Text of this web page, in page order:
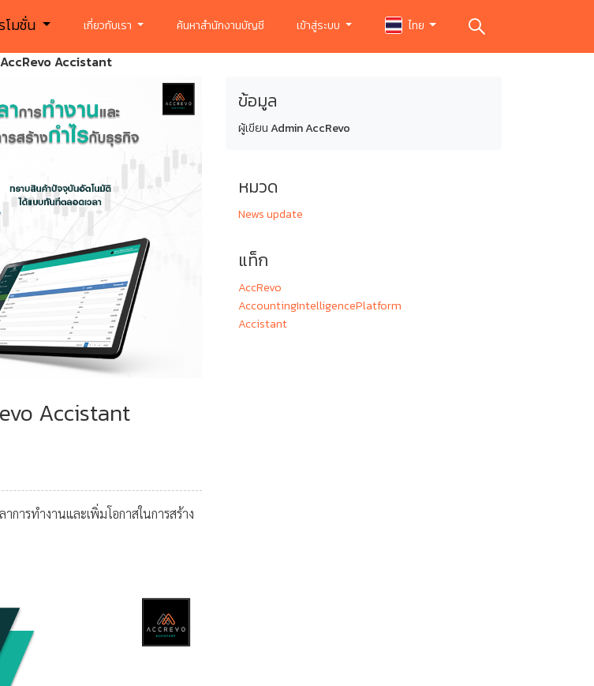
โมชั่น เกี่ยวกับเรา ค้นหาสำนักงานบัญชี เข้าสู่ระบบ ไทย
Accistant
Accistant
การทำงานและเพิ่มโอกาสในการสร้าง
ข้อมูล
ผู้เขียนAdmin AccRevo
หมวด
News update
แท็ก
AccRevo
AccountingIntelligencePlatform
Accistant